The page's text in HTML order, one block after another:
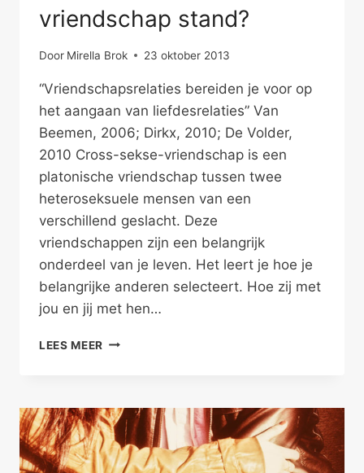
vriendschap stand?
Door Mirella Brok 23 oktober 2013
“Vriendschapsrelaties bereiden je voor op
het aangaan van liefdesrelaties” Van
Beemen, 2006; Dirkx, 2010; De Volder,
2010 Cross-sekse-vriendschap is een
platonische vriendschap tussen twee
heteroseksuele mensen van een
verschillend geslacht. Deze
vriendschappen zijn een belangrijk
onderdeel van je leven. Het leert je hoe je
belangrijke anderen selecteert. Hoe zij met
jou en jij met hen…
LEES MEER HOUDT